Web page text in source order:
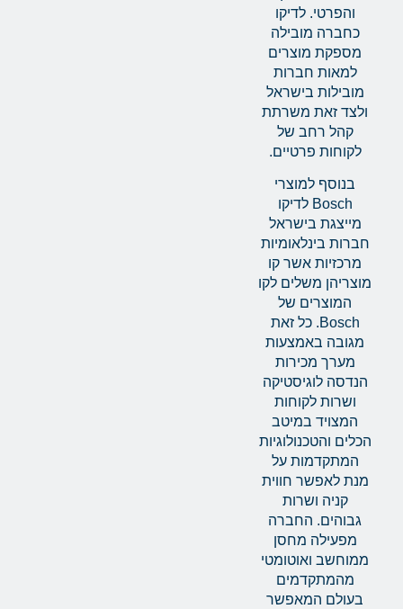
והפרטי. לדיקו
כחברה מובילה
מספקת מוצרים
למאות חברות
מובילות בישראל
ולצד זאת משרתת
קהל רחב של
לקוחות פרטיים.
בנוסף למוצרי
Bosch לדיקו
מייצגת בישראל
חברות בינלאומיות
מרכזיות אשר קו
מוצריהן משלים לקו
המוצרים של
Bosch. כל זאת
מגובה באמצעות
מערך מכירות
הנדסה לוגיסטיקה
ושרות לקוחות
המצויד במיטב
הכלים והטכנולוגיות
המתקדמות על
מנת לאפשר חווית
קניה ושרות
גבוהים. החברה
מפעילה מחסן
ממוחשב ואוטומטי
מהמתקדמים
בעולם המאפשר